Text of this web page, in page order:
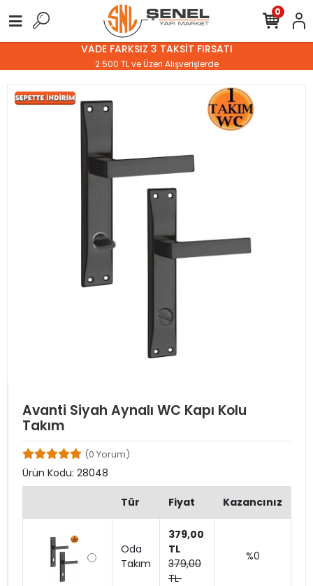
VADE FARKSIZ 3 TAKSİT FIRSATI
2.500 TL ve Üzeri Alışverişlerde
0
Avanti Siyah Aynalı WC Kapı Kolu
Takım
(0 Yorum)
Ürün Kodu: 28048
Tür Fiyat Kazancınız
Oda
Takım
379,00
TL
379,00
TL
%0